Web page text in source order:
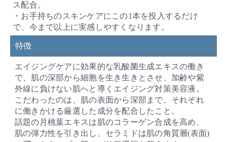
ス配合。
・お手持ちのスキンケアにこの1本を投入するだけ
で、今まで以上に実感しやすくなります。
特徴
エイジングケアに効果的な乳酸菌生成エキスの働き
で、肌の深部から細胞を生き生きとさせ、加齢や紫
外線に負けない肌へと導くエイジング対策美容液。
こだわったのは、肌の表面から深部まで、それぞれ
に働きかける厳選した成分を配合したこと。
話題の月桃葉エキスは肌のコラーゲン合成を高め、
肌の弾力性を引き出し、セラミドは肌の角質層(表面)